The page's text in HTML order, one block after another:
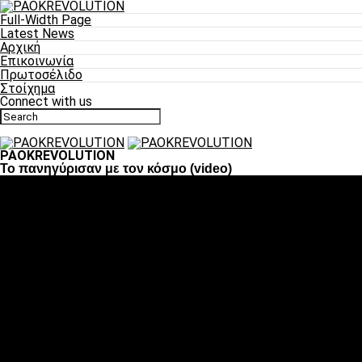
Full-Width Page
Latest News
Αρχική
Επικοινωνία
Πρωτοσέλιδο
Στοίχημα
Connect with us
PAOKREVOLUTION
To πανηγύρισαν με τον κόσμο (video)